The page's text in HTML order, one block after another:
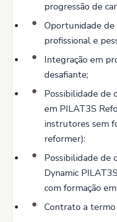
progressão de
Oportunidade
profissional e
Integração em
desafiante;
Possibilidade de
em PILAT3S
instrutores sem
reformer):
Possibilidade de
Dynamic
com formação
Contrato a